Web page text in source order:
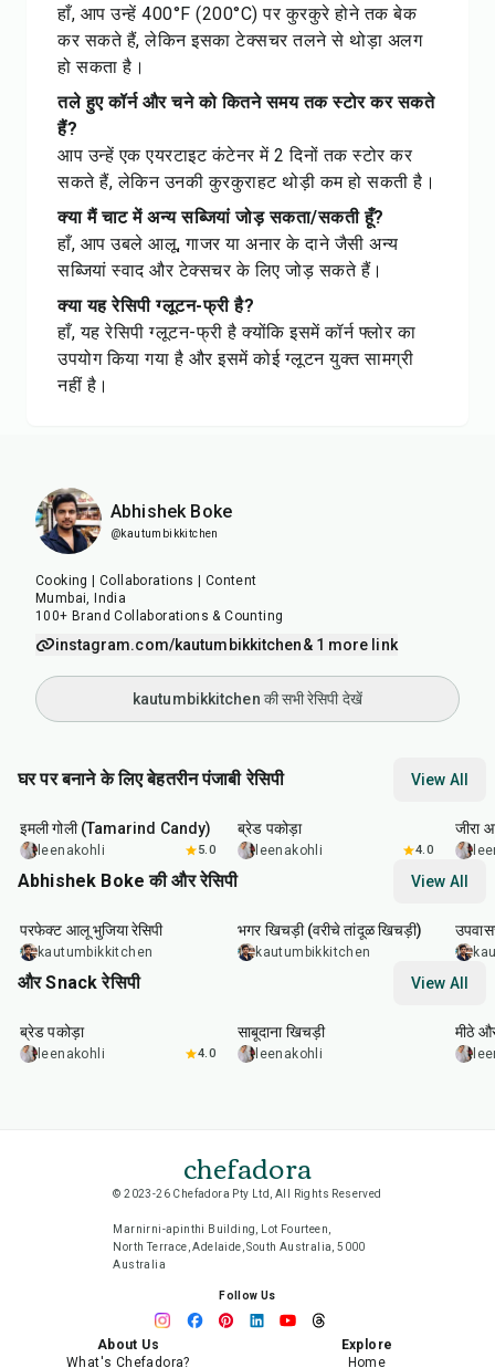
हाँ, आप उन्हें 400°F (200°C) पर कुरकुरे होने तक बेक
कर सकते हैं, लेकिन इसका टेक्सचर तलने से थोड़ा अलग
हो सकता है।
तले हुए कॉर्न और चने को कितने समय तक स्टोर कर सकते
हैं?
आप उन्हें एक एयरटाइट कंटेनर में 2 दिनों तक स्टोर कर
सकते हैं, लेकिन उनकी कुरकुराहट थोड़ी कम हो सकती है।
क्या मैं चाट में अन्य सब्जियां जोड़ सकता/सकती हूँ?
हाँ, आप उबले आलू, गाजर या अनार के दाने जैसी अन्य
सब्जियां स्वाद और टेक्सचर के लिए जोड़ सकते हैं।
क्या यह रेसिपी ग्लूटन-फ्री है?
हाँ, यह रेसिपी ग्लूटन-फ्री है क्योंकि इसमें कॉर्न फ्लोर का
उपयोग किया गया है और इसमें कोई ग्लूटन युक्त सामग्री
नहीं है।
Abhishek Boke
@kautumbikkitchen
Cooking | Collaborations | Content
Mumbai, India
100+ Brand Collaborations & Counting
instagram.com/kautumbikkitchen& 1 more link
kautumbikkitchen की सभी रेसिपी देखें
घर पर बनाने के लिए बेहतरीन पंजाबी रेसिपी View All
20
इमली गोली (Tamarind Candy)
leenakohli 5.0
15
ब्रेड पकोड़ा
leenakohli 4.0
जीरा
Abhishek Boke की और रेसिपी View All
परफेक्ट आलू भुजिया रेसिपी
kautumbikkitchen
भगर खिचड़ी (वरीचे तांदूळ खिचड़ी)
kautumbikkitchen
और Snack रेसिपी View All
15
ब्रेड पकोड़ा
leenakohli 4.0
साबूदाना खिचड़ी
leenakohli
मीठे
chefadora
© 2023-26 Chefadora Pty Ltd, All Rights Reserved
Marnirni-apinthi Building, Lot Fourteen,
North Terrace, Adelaide, South Australia, 5000
Australia
Follow Us
About Us
What's Chefadora?
Explore
Home